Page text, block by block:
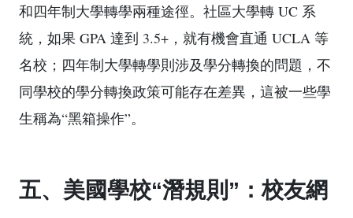
和四年制大學轉學兩種途徑。社區大學轉 UC 系
統，如果 GPA 達到 3.5+，就有機會直通 UCLA 等
名校；四年制大學轉學則涉及學分轉換的問題，不
同學校的學分轉換政策可能存在差異，這被一些學
生稱為“黑箱操作”。
五、美國學校“潛規則”：校友網